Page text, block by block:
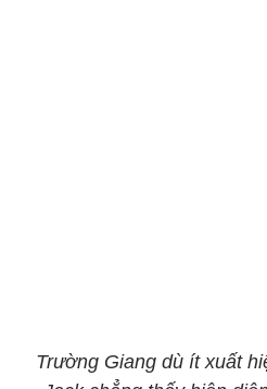
Trường Giang dù ít xuất